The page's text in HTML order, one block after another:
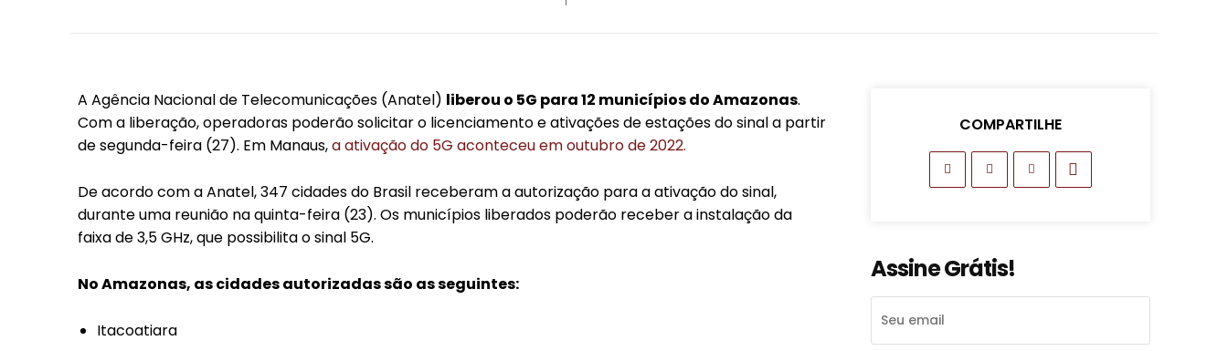
A Agência Nacional de Telecomunicações (Anatel) liberou o 5G para 12 municípios do Amazonas.
Com a liberação, operadoras poderão solicitar o licenciamento e ativações de estações do sinal a partir
de segunda-feira (27). Em Manaus,a ativação do 5G aconteceu em outubro de 2022.
De acordo com a Anatel, 347 cidades do Brasil receberam a autorização para a ativação do sinal,
durante uma reunião na quinta-feira (23). Os municípios liberados poderão receber a instalação da
faixa de 3,5 GHz, que possibilita o sinal 5G.
No Amazonas, as cidades autorizadas são as seguintes:
Itacoatiara
COMPARTILHE
Assine Grátis!